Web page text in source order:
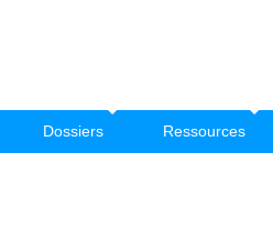
Dossiers Ressources